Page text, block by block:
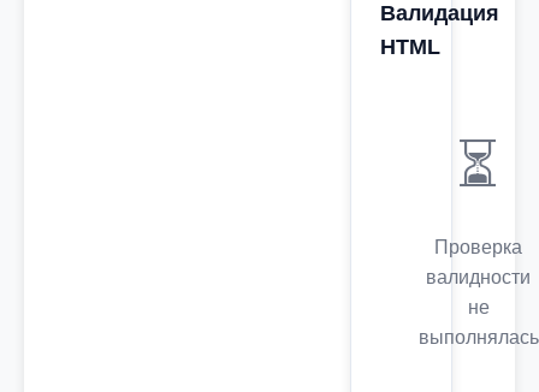
Валидация
HTML
⏳
Проверка
валидности
не
выполнялась